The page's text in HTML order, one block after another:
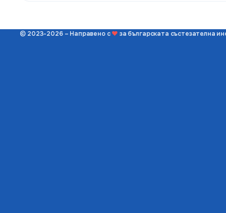
© 2023-2026 – Направено с❤ за българската състезателна